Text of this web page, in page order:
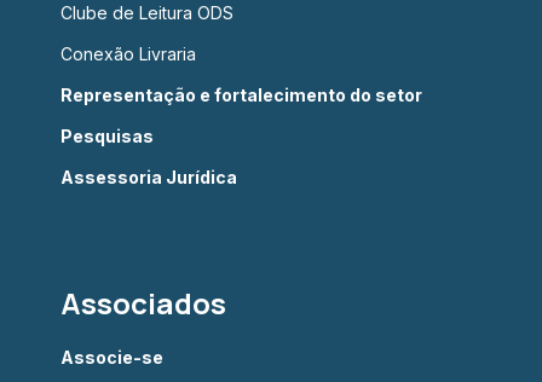
Clube de Leitura ODS
Conexão Livraria
Representação e fortalecimento do setor
Pesquisas
Assessoria Jurídica
Associados
Associe-se